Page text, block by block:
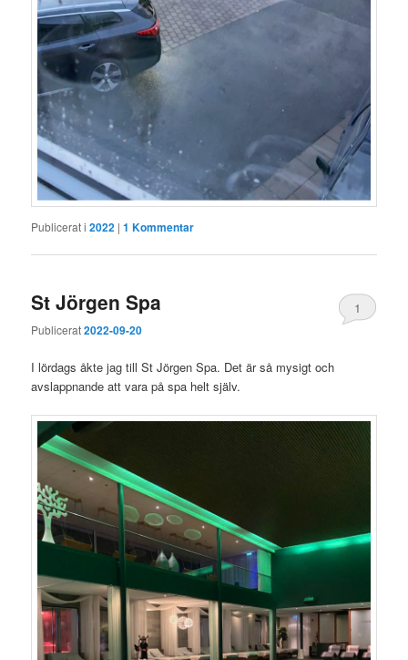
Publicerat i 2022 |1 Kommentar
St Jörgen Spa
Publicerat2022-09-20
1
I lördags åkte jag till St Jörgen Spa. Det är så mysigt och
avslappnande att vara på spa helt själv.